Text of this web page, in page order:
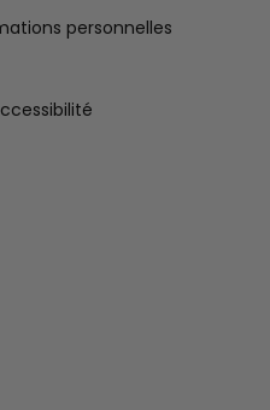
personnelles